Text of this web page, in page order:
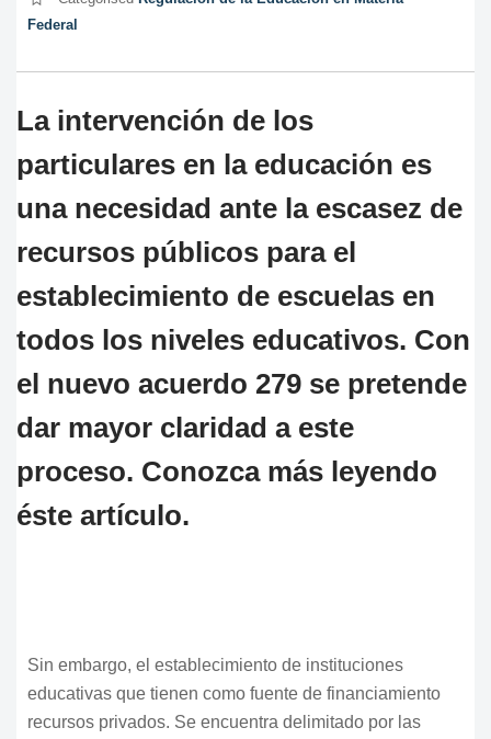
Federal
La intervención de los
particulares en la educación es
una necesidad ante la escasez de
recursos públicos para el
establecimiento de escuelas en
todos los niveles educativos. Con
el nuevo acuerdo 279 se pretende
dar mayor claridad a este
proceso. Conozca más leyendo
éste artículo.
Sin embargo, el establecimiento de instituciones
educativas que tienen como fuente de financiamiento
recursos privados. Se encuentra delimitado por las